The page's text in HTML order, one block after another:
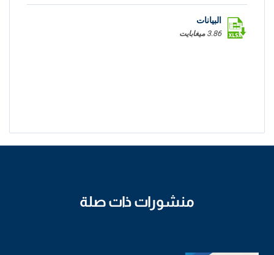
البيانات
3.86 ميغابايت
منشورات ذات صلة